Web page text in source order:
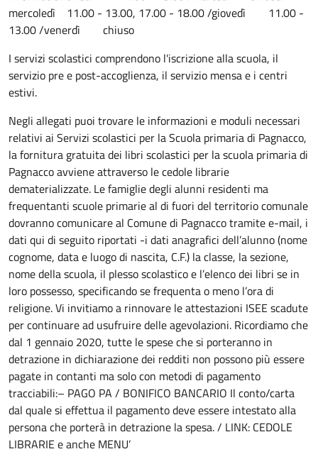
mercoledì 11.00 - 13.00, 17.00 - 18.00 /giovedì 11.00 -
13.00 /venerdì chiuso
I servizi scolastici comprendono l'iscrizione alla scuola, il
servizio pre e post-accoglienza, il servizio mensa e i centri
estivi.
Negli allegati puoi trovare le informazioni e moduli necessari
relativi ai Servizi scolastici per la Scuola primaria di Pagnacco,
la fornitura gratuita dei libri scolastici per la scuola primaria di
Pagnacco avviene attraverso le cedole librarie
dematerializzate. Le famiglie degli alunni residenti ma
frequentanti scuole primarie al di fuori del territorio comunale
dovranno comunicare al Comune di Pagnacco tramite e-mail, i
dati qui di seguito riportati -i dati anagrafici dell’alunno (nome
cognome, data e luogo di nascita, C.F.) la classe, la sezione,
nome della scuola, il plesso scolastico e l’elenco dei libri se in
loro possesso, specificando se frequenta o meno l’ora di
religione. Vi invitiamo a rinnovare le attestazioni ISEE scadute
per continuare ad usufruire delle agevolazioni. Ricordiamo che
dal 1 gennaio 2020, tutte le spese che si porteranno in
detrazione in dichiarazione dei redditi non possono più essere
pagate in contanti ma solo con metodi di pagamento
tracciabili:– PAGO PA / BONIFICO BANCARIO Il conto/carta
dal quale si effettua il pagamento deve essere intestato alla
persona che porterà in detrazione la spesa. / LINK: CEDOLE
LIBRARIE e anche MENU’